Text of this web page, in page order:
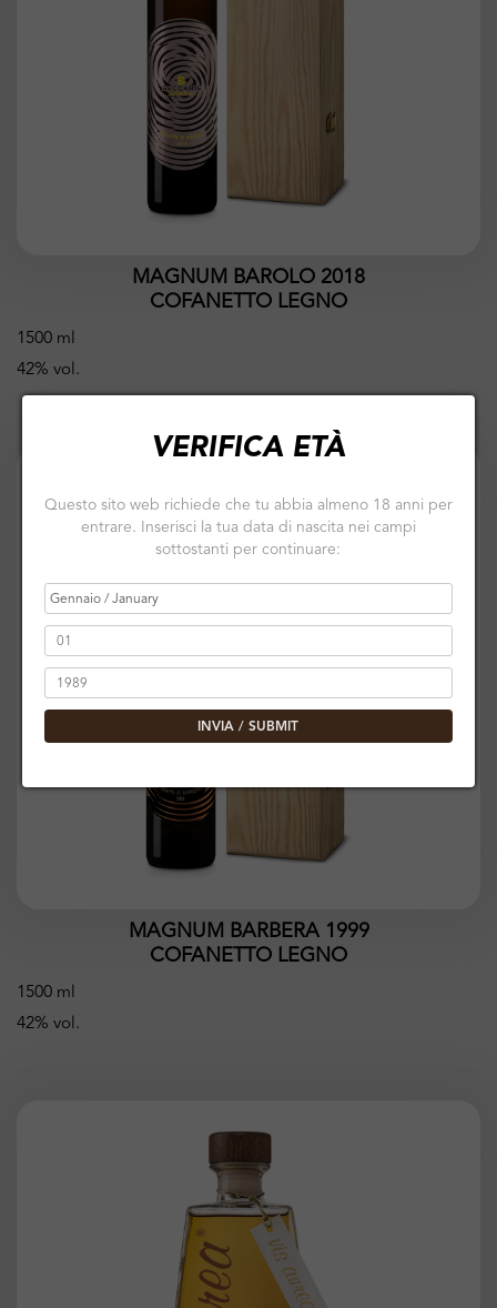
MAGNUM BAROLO 2018
COFANETTO LEGNO
1500 ml
42% vol.
MAGNUM BARBERA 1999
COFANETTO LEGNO
1500 ml
42% vol.
VERIFICA ETÀ
Questo sito web richiede che tu abbia almeno 18 anni per
entrare. Inserisci la tua data di nascita nei campi
sottostanti per continuare:
INVIA / SUBMIT